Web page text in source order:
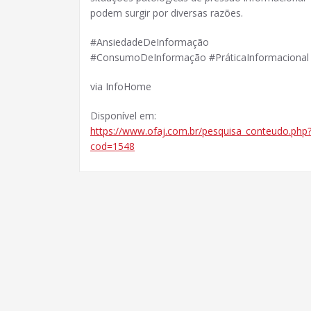
podem surgir por diversas razões.
#AnsiedadeDeInformação
#ConsumoDeInformação #PráticaInformacional
via InfoHome
Disponível em:
https://www.ofaj.com.br/pesquisa_conteudo.php?
cod=1548